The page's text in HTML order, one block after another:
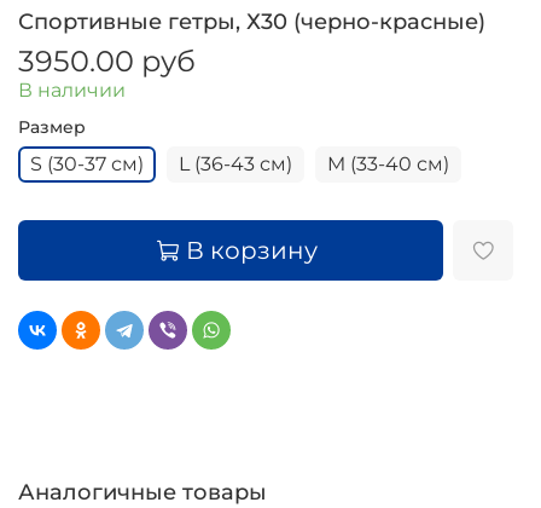
Спортивные гетры, Х30 (черно-красные)
3950.00 руб
В наличии
Размер
S (30-37 см) L (36-43 см) M (33-40 см)
В корзину
Аналогичные товары